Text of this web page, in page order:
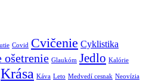
Covid Cvičenie Cyklistika
ošetrenie Glaukóm Jedlo Kalórie
Krása Káva Leto Medvedí cesnak Neovízia